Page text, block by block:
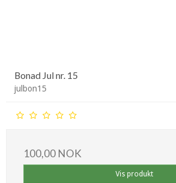
Bonad Jul nr. 15
julbon15
100,00 NOK
Vis produkt